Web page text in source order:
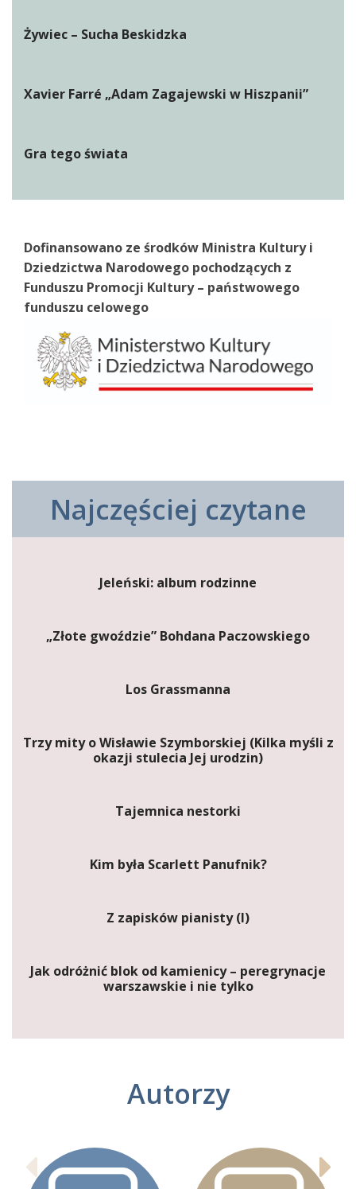
Żywiec – Sucha Beskidzka
Xavier Farré „Adam Zagajewski w Hiszpanii”
Gra tego świata
Dofinansowano ze środków Ministra Kultury i
Dziedzictwa Narodowego pochodzących z
Funduszu Promocji Kultury – państwowego
funduszu celowego
Najczęściej czytane
Jeleński: album rodzinne
„Złote gwoździe” Bohdana Paczowskiego
Los Grassmanna
Trzy mity o Wisławie Szymborskiej (Kilka myśli z
okazji stulecia Jej urodzin)
Tajemnica nestorki
Kim była Scarlett Panufnik?
Z zapisków pianisty (I)
Jak odróżnić blok od kamienicy – peregrynacje
warszawskie i nie tylko
Autorzy